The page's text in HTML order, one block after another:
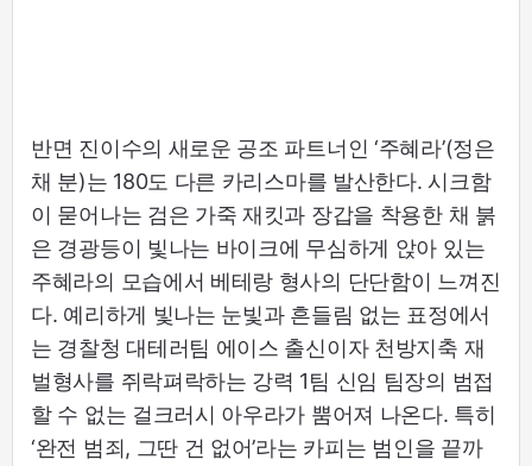
반면 진이수의 새로운 공조 파트너인 ‘주혜라’(정은
채 분)는 180도 다른 카리스마를 발산한다. 시크함
이 묻어나는 검은 가죽 재킷과 장갑을 착용한 채 붉
은 경광등이 빛나는 바이크에 무심하게 앉아 있는
주혜라의 모습에서 베테랑 형사의 단단함이 느껴진
다. 예리하게 빛나는 눈빛과 흔들림 없는 표정에서
는 경찰청 대테러팀 에이스 출신이자 천방지축 재
벌형사를 쥐락펴락하는 강력 1팀 신임 팀장의 범접
할 수 없는 걸크러시 아우라가 뿜어져 나온다. 특히
‘완전 범죄, 그딴 건 없어’라는 카피는 범인을 끝까